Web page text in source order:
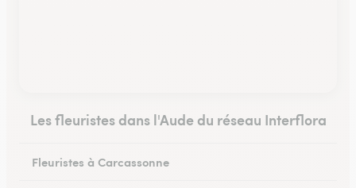
Les fleuristes dans l'Aude du réseau Interflora
Fleuristes à Carcassonne